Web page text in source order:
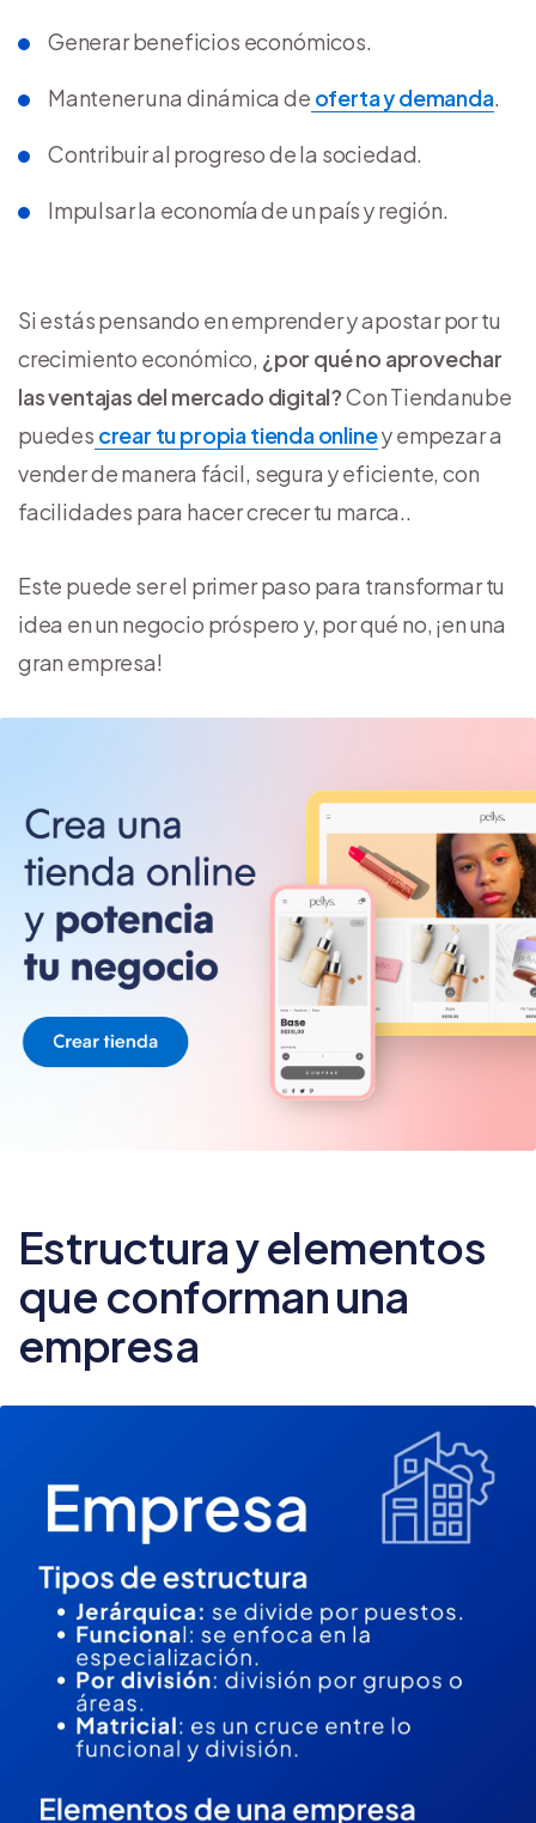
Generar beneficios económicos.
Mantener una dinámica de oferta y demanda.
Contribuir al progreso de la sociedad.
Impulsar la economía de un país y región.
Si estás pensando en emprender y apostar por tu
crecimiento económico, ¿por qué no aprovechar
las ventajas del mercado digital?Con Tiendanube
puedes crear tu propia tienda onliney empezar a
vender de manera fácil, segura y eficiente, con
facilidades para hacer crecer tu marca..
Este puede ser el primer paso para transformar tu
idea en un negocio próspero y, por qué no, ¡en una
gran empresa!
Estructura y elementos
que conforman una
empresa